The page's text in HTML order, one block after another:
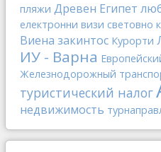
пляжи Древен Египет
електронни визи световно
Виена закинтос Курорти
ИУ - Варна
Железнодорожный
туристический налог
недвижимость